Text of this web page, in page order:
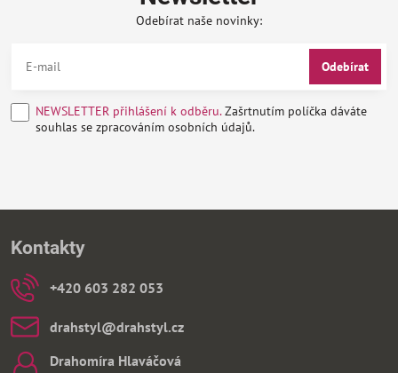
Odebírat naše novinky:
Odebírat
NEWSLETTER přihlášení k odběru.Zašrtnutím políčka dáváte
souhlas se zpracováním osobních údajů.
Kontakty
+420 603 282 053
drahstyl​@drahstyl​.cz
Drahomíra Hlaváčová